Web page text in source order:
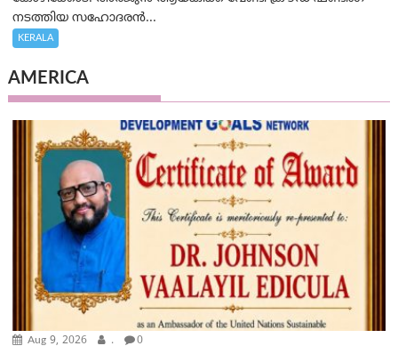
നടത്തിയ സഹോദരന്‍...
KERALA
AMERICA
Aug 9, 2026 . 0